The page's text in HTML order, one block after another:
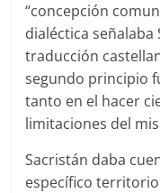
“concepción
dialéctica
traducción
segundo principio
tanto en el hacer
limitaciones del
Sacristán daba
específico